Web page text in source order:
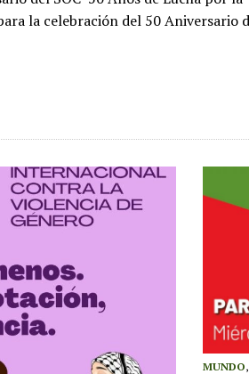
la celebración del 50
MUNDO